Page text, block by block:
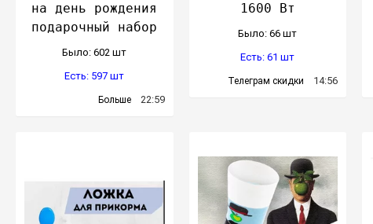
на день рождения
подарочный набор
Было: 602 шт
Есть: 597 шт
Больше 22:59
1600 Вт
Было: 66 шт
Есть: 61 шт
Телеграм скидки 14:56